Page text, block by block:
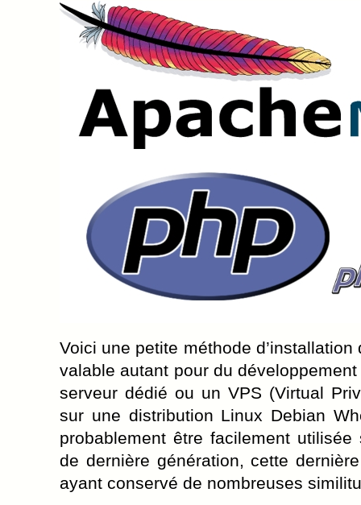
Voici une petite méthode d’installation
valable autant pour du
serveur dédié ou un VPS (Virtual
sur une distribution Linux Debian
probablement être facilement
de dernière génération, cette
ayant conservé de nombreuses